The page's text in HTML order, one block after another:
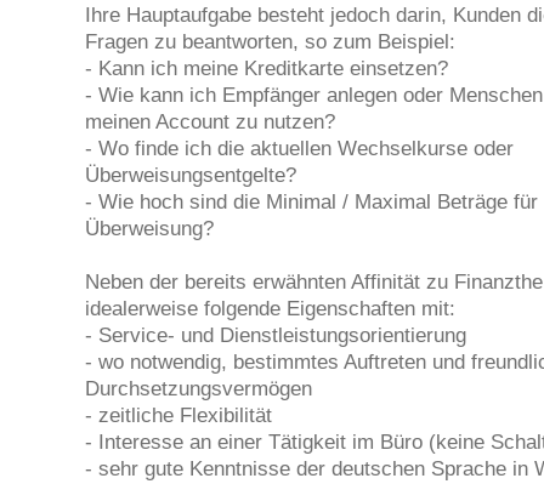
Ihre Hauptaufgabe besteht jedoch darin, Kunden
Fragen zu beantworten, so zum Beispiel:
- Kann ich meine Kreditkarte einsetzen?
- Wie kann ich Empfänger anlegen oder
meinen Account zu nutzen?
- Wo finde ich die aktuellen Wechselkurse oder
Überweisungsentgelte?
- Wie hoch sind die Minimal / Maximal Beträge für
Überweisung?
Neben der bereits erwähnten Affinität zu
idealerweise folgende Eigenschaften mit:
- Service- und Dienstleistungsorientierung
- wo notwendig, bestimmtes Auftreten und
Durchsetzungsvermögen
- zeitliche Flexibilität
- Interesse an einer Tätigkeit im Büro (keine
- sehr gute Kenntnisse der deutschen Sprache in